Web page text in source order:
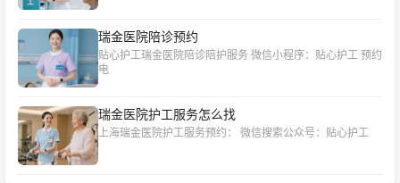
瑞金医院陪诊预约
贴心护工瑞金医院陪诊陪护服务 微信小程序：贴心护工 预约
电
瑞金医院护工服务怎么找
上海瑞金医院护工服务预约： 微信搜索公众号：贴心护工